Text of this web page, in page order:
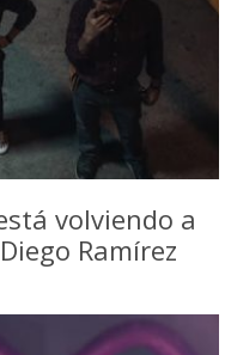
volviendo a
Ramírez